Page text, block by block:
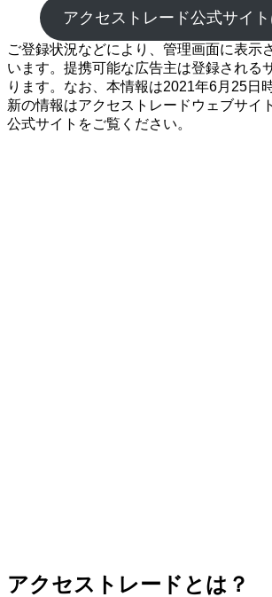
アクセストレード公式サイ
ご登録状況などにより、管理画面に表示
います。提携可能な広告主は登録される
ります。なお、本情報は2021年6月25日
新の情報はアクセストレードウェブサイ
公式サイトをご覧ください。
アクセストレードとは？